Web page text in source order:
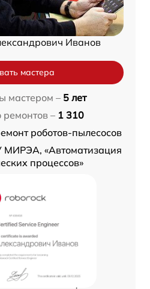
Иванов
мастера
мастером – 5 лет
– 1 310
роботов-пылесосов
МИРЭА, «Автоматизация
процессов»